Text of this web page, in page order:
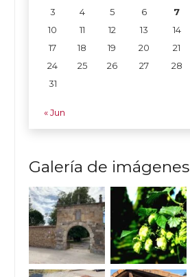
3
4 5 6 7
10
11 12 13 14
17
18 19 20 21
24
25 26 27 28
31
« Jun
Galería de imágenes